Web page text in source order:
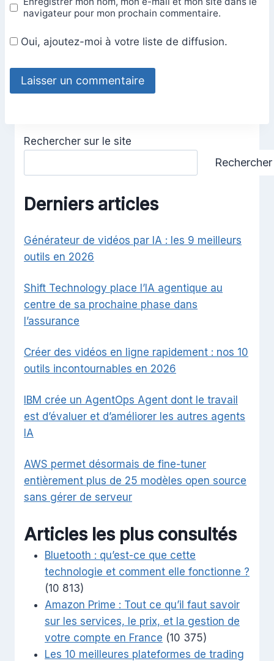
navigateur pour mon prochain commentaire.
Oui, ajoutez-moi à votre liste de diffusion.
Rechercher sur le site
Rechercher
Derniers articles
Générateur de vidéos par IA : les 9 meilleurs
outils en 2026
Shift Technology place l’IA agentique au
centre de sa prochaine phase dans
l’assurance
Créer des vidéos en ligne rapidement : nos 10
outils incontournables en 2026
IBM crée un AgentOps Agent dont le travail
est d’évaluer et d’améliorer les autres agents
IA
AWS permet désormais de fine-tuner
entièrement plus de 25 modèles open source
sans gérer de serveur
Articles les plus consultés
Bluetooth : qu’est-ce que cette
technologie et comment elle fonctionne ?
(10 813)
Amazon Prime : Tout ce qu’il faut savoir
sur les services, le prix, et la gestion de
votre compte en France (10 375)
Les 10 meilleures plateformes de trading